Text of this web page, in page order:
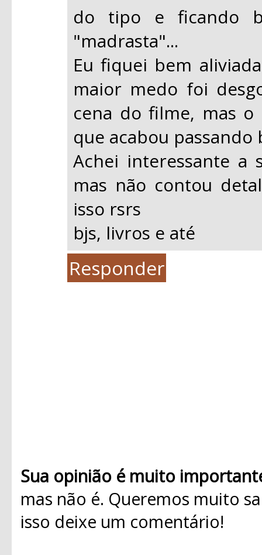
do tipo e ficando
"madrasta"...
Eu fiquei bem
maior medo foi
cena do filme, mas
que acabou passando
Achei interessante a
mas não contou
isso rsrs
bjs, livros e até
Responder
Sua opinião é muito
mas não é. Queremos muito
isso deixe um comentário!